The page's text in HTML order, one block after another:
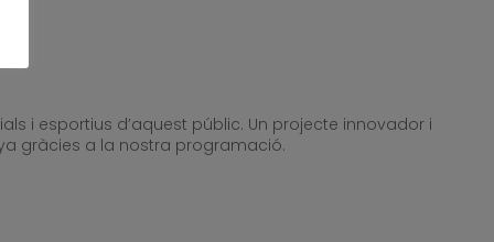
i esportius d’aquest públic. Un projecte innovador i
gràcies a la nostra programació.